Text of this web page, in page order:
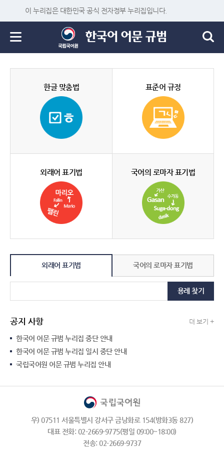
이 누리집은 대한민국 공식 전자정부 누리집입니다.
한글 맞춤법 표준어 규정
외래어 표기법 국어의 로마자 표기법
외래어 표기법 국어의 로마자 표기법
용례 찾기
공지 사항 더 보기 +
한국어 어문 규범 누리집 중단 안내
한국어 어문 규범 누리집 일시 중단 안내
국립국어원 어문 규범 누리집 안내
우) 07511 서울특별시 강서구 금낭화로 154(방화3동 827)
대표 전화: 02-2669-9775(평일 09:00~18:00)
전송: 02-2669-9737